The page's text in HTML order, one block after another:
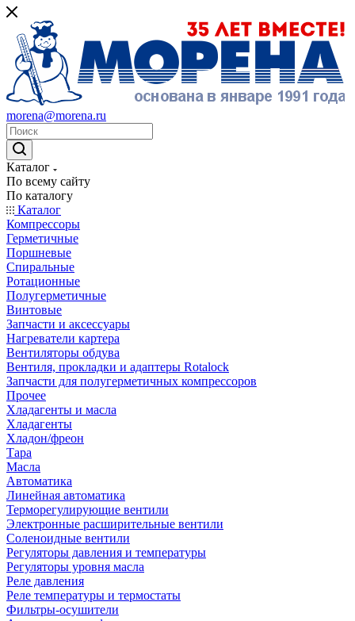
morena@morena.ru
Каталог
По всему сайту
По каталогу
Каталог
Компрессоры
Герметичные
Поршневые
Спиральные
Ротационные
Полугерметичные
Винтовые
Запчасти и аксессуары
Нагреватели картера
Вентиляторы обдува
Вентиля, прокладки и адаптеры Rotalock
Запчасти для полугерметичных компрессоров
Прочее
Хладагенты и масла
Хладагенты
Хладон/фреон
Тара
Масла
Автоматика
Линейная автоматика
Терморегулирующие вентили
Электронные расширительные вентили
Соленоидные вентили
Регуляторы давления и температуры
Регуляторы уровня масла
Реле давления
Реле температуры и термостаты
Фильтры-осушители